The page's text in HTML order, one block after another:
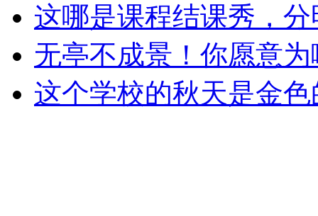
这哪是课程结课秀，
无亭不成景！你愿意
这个学校的秋天是金色